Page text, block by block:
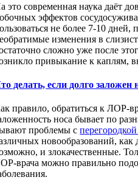
это современная наука даёт
эффектов
не более 7-10 дней,
изменения в
сложно уже после
привыкание к каплям,
делать, если долго заложен
правило, обратиться к ЛОР-
носа бывает по
проблемы с
новообразований, как
и злокачественные.
врача можно правильно